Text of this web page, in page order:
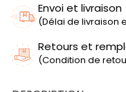
Envoi et livraison
(Délai de livraison
Retours et
(Condition de